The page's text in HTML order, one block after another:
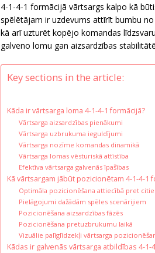
4-1-4-1 formācijā vārtsargs kalpo kā
spēlētājam ir uzdevums attīrīt bumbu
kā arī uzturēt kopējo komandas
galveno lomu gan aizsardzības
Key sections in the article:
Kāda ir vārtsarga loma 4-1-4-1 formācijā?
Vārtsarga aizsardzības pienākumi
Vārtsarga uzbrukuma ieguldījumi
Vārtsarga nozīme komandas dinamikā
Vārtsarga lomas vēsturiskā attīstība
Efektīva vārtsarga galvenās īpašības
Kā vārtsargam jābūt pozicionētam 4-1-4-1
Optimāla pozicionēšana attiecībā pret
Pielāgojumi dažādām spēles scenārijiem
Pozicionēšana aizsardzības fāzēs
Pozicionēšana pretuzbrukumu laikā
Vizuālie palīglīdzekļi vārtsarga
Kādas ir galvenās vārtsarga atbildības 4-1-